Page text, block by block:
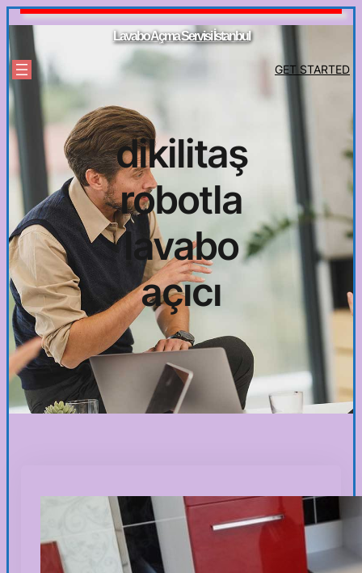
İçeriğe
Lavabo Açma Servisi İstanbul
GET STARTED
dikilitaş
robotla
lavabo
açıcı